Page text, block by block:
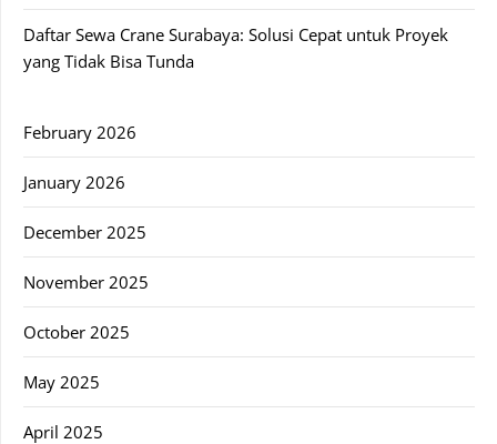
Daftar Sewa Crane Surabaya: Solusi Cepat untuk Proyek
yang Tidak Bisa Tunda
February 2026
January 2026
December 2025
November 2025
October 2025
May 2025
April 2025